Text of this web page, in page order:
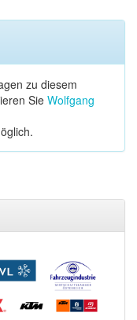
zu diesem
Sie Wolfgang